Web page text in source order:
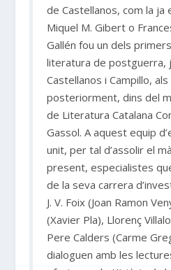
de Castellanos, com la ja
Miquel M. Gibert o
Gallén fou un dels
literatura de postguerra,
Castellanos i Campillo, als
posteriorment, dins del
de Literatura Catalana
Gassol. A aquest equip
unit, per tal d’assolir el
present, especialistes
de la seva carrera
J. V. Foix (Joan Ramon
(Xavier Pla), Llorenç
Pere Calders (Carme
dialoguen amb les